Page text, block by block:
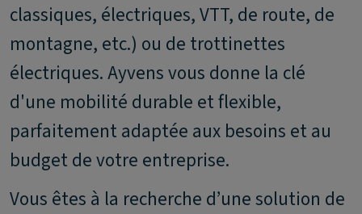
classiques, électriques, VTT, de route, de
montagne, etc.) ou de trottinettes
électriques. Ayvens vous donne la clé
d'une mobilité durable et flexible,
parfaitement adaptée aux besoins et au
budget de votre entreprise.
Vous êtes à la recherche d’une solution de